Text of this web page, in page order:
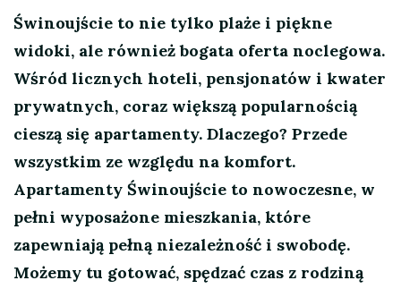
Świnoujście to nie tylko plaże i piękne
widoki, ale również bogata oferta noclegowa.
Wśród licznych hoteli, pensjonatów i kwater
prywatnych, coraz większą popularnością
cieszą się apartamenty. Dlaczego? Przede
wszystkim ze względu na komfort.
Apartamenty Świnoujście to nowoczesne, w
pełni wyposażone mieszkania, które
zapewniają pełną niezależność i swobodę.
Możemy tu gotować, spędzać czas z rodziną